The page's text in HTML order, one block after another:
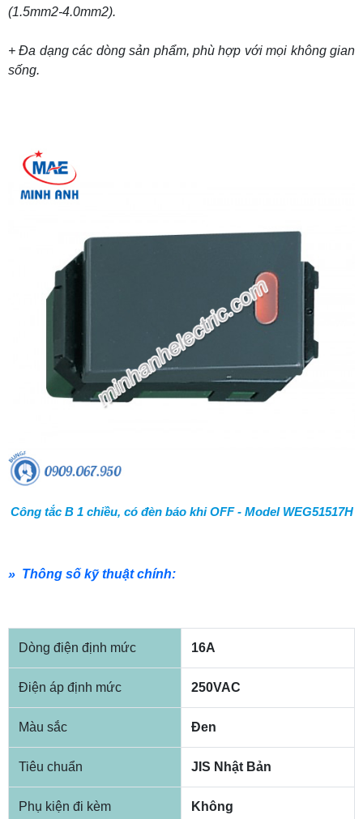
(1.5mm2-4.0mm2).
+ Đa dạng các dòng sản phẩm, phù hợp với mọi không gian
sống.
Công tắc B 1 chiều, có đèn báo khi OFF - Model WEG51517H
» Thông số kỹ thuật chính:
Dòng điện định mức 16A
Điện áp định mức 250VAC
Màu sắc Đen
Tiêu chuẩn JIS Nhật Bản
Phụ kiện đi kèm Không